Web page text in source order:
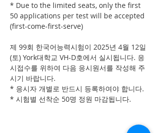
* Due to the limited seats, only the first
50 applications per test will be accepted
(first-come-first-serve)
제 99회 한국어능력시험이 2025년 4월 12일
(토) York대학교 VH-D호에서 실시됩니다. 응
시접수를 위하여 다음 응시원서를 작성해 주
시기 바랍니다.
* 응시자 개별로 반드시 등록하여야 합니다.
* 시험별 선착순 50명 정원 마감됩니다.